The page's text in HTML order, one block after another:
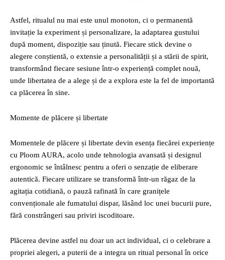
Astfel, ritualul nu mai este unul monoton, ci o permanentă
invitație la experiment și personalizare, la adaptarea gustului
după moment, dispoziție sau ținută. Fiecare stick devine o
alegere conștientă, o extensie a personalității și a stării de spirit,
transformând fiecare sesiune într-o experiență complet nouă,
unde libertatea de a alege și de a explora este la fel de importantă
ca plăcerea în sine.
Momente de plăcere și libertate
Momentele de plăcere și libertate devin esența fiecărei experiențe
cu Ploom AURA, acolo unde tehnologia avansată și designul
ergonomic se întâlnesc pentru a oferi o senzație de eliberare
autentică. Fiecare utilizare se transformă într-un răgaz de la
agitația cotidiană, o pauză rafinată în care granițele
convenționale ale fumatului dispar, lăsând loc unei bucurii pure,
fără constrângeri sau priviri iscoditoare.
Plăcerea devine astfel nu doar un act individual, ci o celebrare a
propriei alegeri, a puterii de a integra un ritual personal în orice